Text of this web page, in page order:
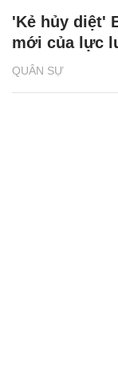
QUÂN SỰ
'Kẻ hủy diệt'
mới của lực